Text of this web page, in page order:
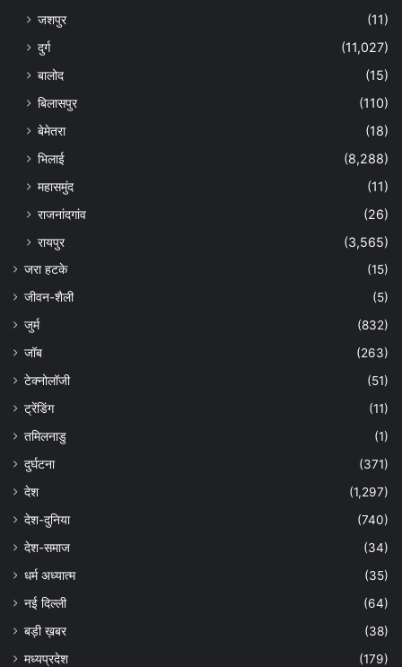
जशपुर
(11)
दुर्ग
(11,027)
बालोद
(15)
बिलासपुर
(110)
बेमेतरा
(18)
भिलाई
(8,288)
महासमुंद
(11)
राजनांदगांव
(26)
रायपुर
(3,565)
जरा हटके
(15)
जीवन-शैली
(5)
जुर्म
(832)
जॉब
(263)
टेक्नोलॉजी
(51)
ट्रेंडिंग
(11)
तमिलनाडु
(1)
दुर्घटना
(371)
देश
(1,297)
देश-दुनिया
(740)
देश-समाज
(34)
धर्म अध्यात्म
(35)
नई दिल्ली
(64)
बड़ी ख़बर
(38)
मध्यप्रदेश
(179)